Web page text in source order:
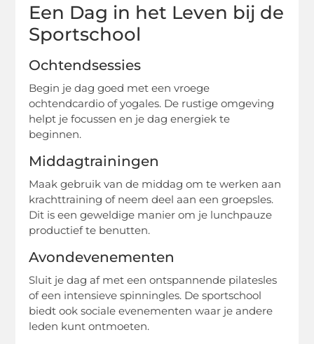
Een Dag in het Leven bij de
Sportschool
Ochtendsessies
Begin je dag goed met een vroege
ochtendcardio of yogales. De rustige omgeving
helpt je focussen en je dag energiek te
beginnen.
Middagtrainingen
Maak gebruik van de middag om te werken aan
krachttraining of neem deel aan een groepsles.
Dit is een geweldige manier om je lunchpauze
productief te benutten.
Avondevenementen
Sluit je dag af met een ontspannende pilatesles
of een intensieve spinningles. De sportschool
biedt ook sociale evenementen waar je andere
leden kunt ontmoeten.